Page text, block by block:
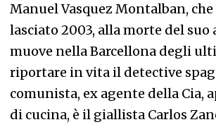
Manuel Vasquez Montalban, che
lasciato 2003, alla morte del suo
muove nella Barcellona degli
riportare in vita il detective
comunista, ex agente della Cia,
di cucina, è il giallista Carlos